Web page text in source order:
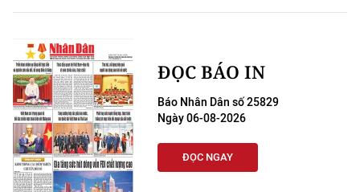
ĐỌC BÁO IN
Báo Nhân Dân số 25829
Ngày 06-08-2026
ĐỌC NGAY